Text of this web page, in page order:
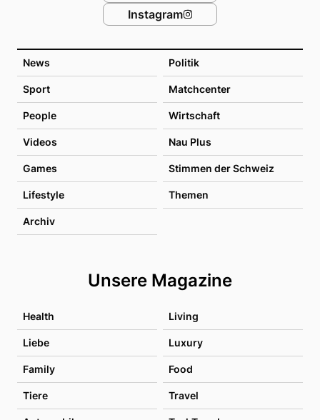
News Politik
Sport Matchcenter
People Wirtschaft
Videos Nau Plus
Games Stimmen der Schweiz
Lifestyle Themen
Archiv
Unsere Magazine
Health Living
Liebe Luxury
Family Food
Tiere Travel
Instagram